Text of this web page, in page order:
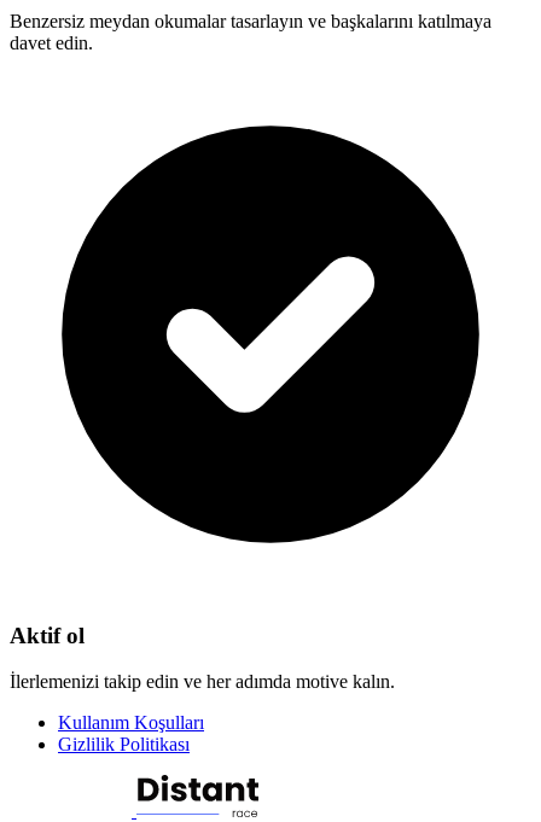
Benzersiz meydan okumalar tasarlayın ve başkalarını katılmaya
davet edin.
Aktif ol
İlerlemenizi takip edin ve her adımda motive kalın.
Kullanım Koşulları
Gizlilik Politikası